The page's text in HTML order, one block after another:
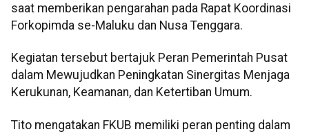
saat memberikan pengarahan pada Rapat Koordinasi
Forkopimda se-Maluku dan Nusa Tenggara.
Kegiatan tersebut bertajuk Peran Pemerintah Pusat
dalam Mewujudkan Peningkatan Sinergitas Menjaga
Kerukunan, Keamanan, dan Ketertiban Umum.
Tito mengatakan FKUB memiliki peran penting dalam